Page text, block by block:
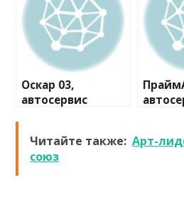
Оскар 03,
автосервис
Читайте также: Арт-
союз